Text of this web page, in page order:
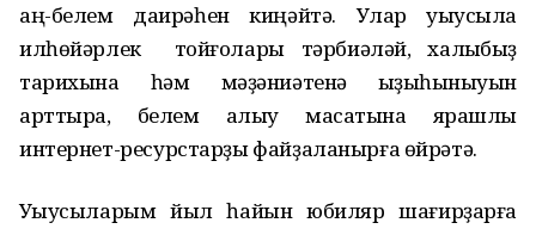
аң-белем даирәһен киңәйтә. Улар уҡыусыла
илһөйәрлек тойғолары тәрбиәләй, халҡыбыҙ
тарихына һәм мәҙәниәтенә ҡыҙыҡһыныуын
арттыра, белем алыу маҡсатына ярашлы
интернет-ресурстарҙы файҙаланырға өйрәтә.
Уҡыусыларым йыл һайын юбиляр шағирҙарға